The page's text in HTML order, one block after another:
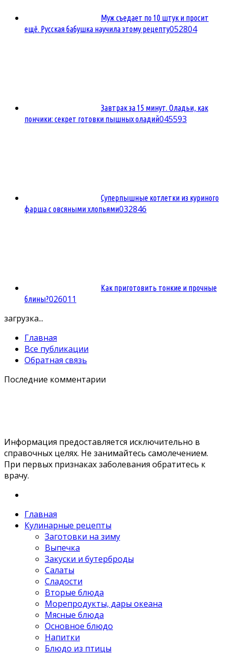
Муж съедает по 10 штук и просит
ещё. Русская бабушка научила этому рецепту052804
Завтрак за 15 минут. Оладьи, как
пончики: секрет готовки пышных оладий045593
Суперпышные котлетки из куриного
фарша с овсяными хлопьями032846
Как приготовить тонкие и прочные
блины?026011
загрузка...
Главная
Все публикации
Обратная связь
Последние комментарии
Информация предоставляется исключительно в
справочных целях. Не занимайтесь самолечением.
При первых признаках заболевания обратитесь к
врачу.
Главная
Кулинарные рецепты
Заготовки на зиму
Выпечка
Закуски и бутерброды
Салаты
Сладости
Вторые блюда
Морепродукты, дары океана
Мясные блюда
Основное блюдо
Напитки
Блюдо из птицы